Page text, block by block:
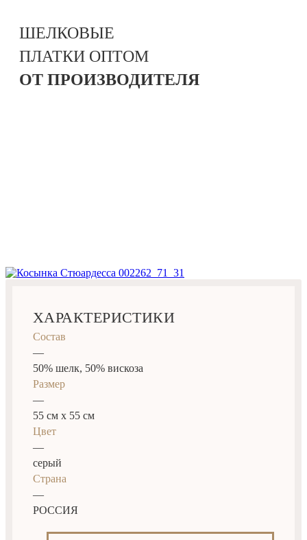
ШЕЛКОВЫЕ
ПЛАТКИ ОПТОМ
ОТ ПРОИЗВОДИТЕЛЯ
ХАРАКТЕРИСТИКИ
Состав
—
50% шелк, 50% вискоза
Размер
—
55 см х 55 см
Цвет
—
серый
Страна
—
РОССИЯ